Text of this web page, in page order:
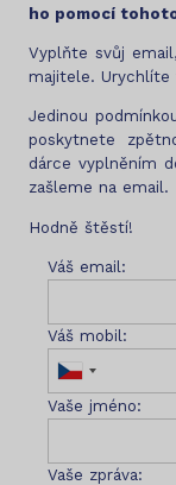
ho pomocí
Vyplňte svůj
majitele. Urychlíte
Jedinou
poskytnete
dárce vyplněním
zašleme na email.
Hodně štěstí!
Váš email:
Váš mobil:
Vaše jméno:
Vaše zpráva: